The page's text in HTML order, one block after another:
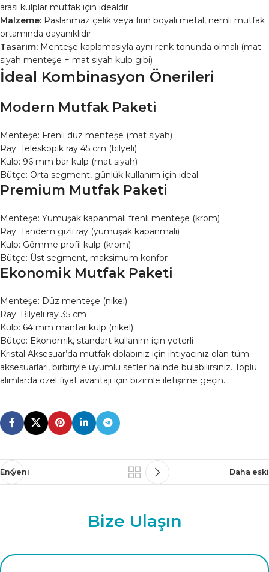
arası kulplar mutfak için idealdir
Malzeme: Paslanmaz çelik veya fırın boyalı metal, nemli mutfak
ortamında dayanıklıdır
Tasarım: Menteşe kaplamasıyla aynı renk tonunda olmalı (mat
siyah menteşe + mat siyah kulp gibi)
İdeal Kombinasyon Önerileri
Modern Mutfak Paketi
Menteşe: Frenli düz menteşe (mat siyah)
Ray: Teleskopik ray 45 cm (bilyeli)
Kulp: 96 mm bar kulp (mat siyah)
Bütçe: Orta segment, günlük kullanım için ideal
Premium Mutfak Paketi
Menteşe: Yumuşak kapanmalı frenli menteşe (krom)
Ray: Tandem gizli ray (yumuşak kapanmalı)
Kulp: Gömme profil kulp (krom)
Bütçe: Üst segment, maksimum konfor
Ekonomik Mutfak Paketi
Menteşe: Düz menteşe (nikel)
Ray: Bilyeli ray 35 cm
Kulp: 64 mm mantar kulp (nikel)
Bütçe: Ekonomik, standart kullanım için yeterli
Kristal Aksesuar’da mutfak dolabınız için ihtiyacınız olan tüm
aksesuarları, birbiriyle uyumlu setler halinde bulabilirsiniz. Toplu
alımlarda özel fiyat avantajı için bizimle iletişime geçin.
En yeni Daha eski
Bize Ulaşın